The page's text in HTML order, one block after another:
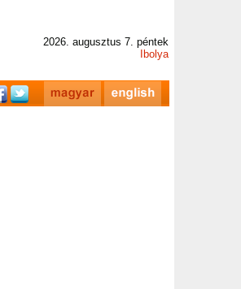
2026. augusztus 7. péntek
Ibolya